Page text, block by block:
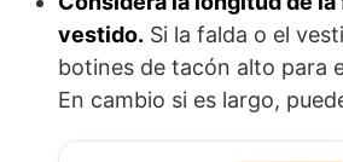
vestido. Si la falda o el
botines de tacón alto para
En cambio si es largo,